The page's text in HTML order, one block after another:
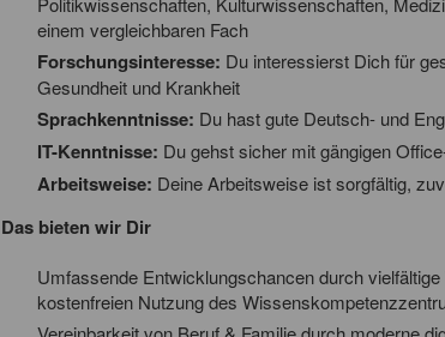
einem vergleichbaren Fach
Forschungsinteresse: Du interessierst Dich für
Gesundheit und Krankheit
Sprachkenntnisse: Du hast gute Deutsch- und
IT-Kenntnisse: Du gehst sicher mit gängigen
Arbeitsweise: Deine Arbeitsweise ist sorgfältig,
Das bieten wir Dir
Umfassende Entwicklungschancen durch
kostenfreien Nutzung des